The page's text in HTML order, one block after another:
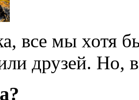
все мы хотя
друзей. Но,